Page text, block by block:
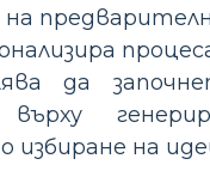
да
върху
избиране на